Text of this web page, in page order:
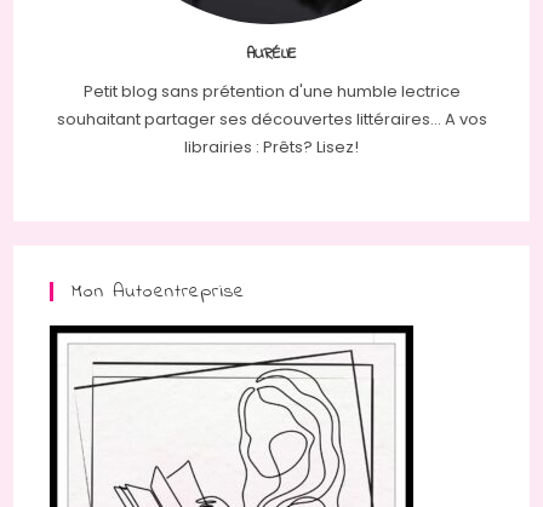
AURÉLIE
Petit blog sans prétention d'une humble lectrice
souhaitant partager ses découvertes littéraires... A vos
librairies : Prêts? Lisez!
Mon Autoentreprise